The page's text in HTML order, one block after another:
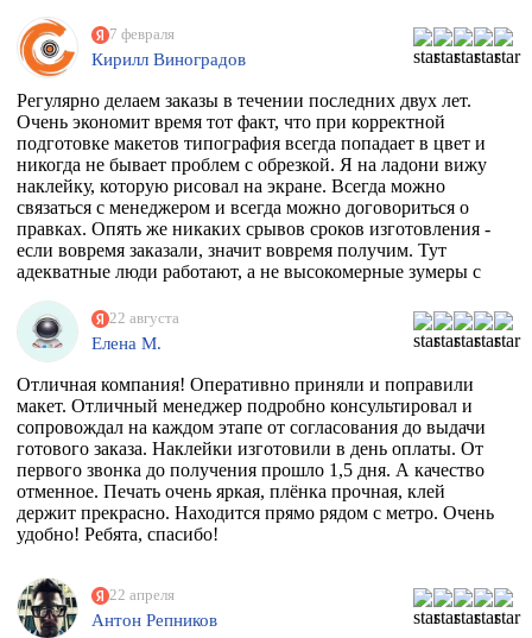
фирму, которая может это сделать. Разумеется их нет, в
моем случае, потому что наклейка должна была быть
водостойкая, под мой размер и еще по моему макету,
учитывая, что типографии не работают поштучно))
Перерыла весь инет, разговаривала даже с фирмой из
Ростова, как говорится "и там послали". И тут наткнулась
на эту организацию! Знала, что 100% откажут, но
надежда, как говорится, живее всех живых. Заказ
приняли, менеджер Ярослава всегда была на связи и
отвечала на все вопросы, напечатали наклейку за сутки
после получения макета. Мой визит в типографию
отдельная история - абсолютно потрясающая атмосфера и
люди!!!! Позитив сквозит даже от станков!
РЕКОМЕНДУЮ ВСЕМИ ФИБРАМИ ДУШИ!
7 февраля
Кирилл Виноградов
Регулярно делаем заказы в течении последних двух лет.
Очень экономит время тот факт, что при корректной
подготовке макетов типография всегда попадает в цвет и
никогда не бывает проблем с обрезкой. Я на ладони вижу
наклейку, которую рисовал на экране. Всегда можно
связаться с менеджером и всегда можно договориться о
правках. Опять же никаких срывов сроков изготовления -
если вовремя заказали, значит вовремя получим. Тут
адекватные люди работают, а не высокомерные зумеры с
22 августа
Елена М.
Отличная компания! Оперативно приняли и поправили
макет. Отличный менеджер подробно консультировал и
сопровождал на каждом этапе от согласования до выдачи
готового заказа. Наклейки изготовили в день оплаты. От
первого звонка до получения прошло 1,5 дня. А качество
отменное. Печать очень яркая, плёнка прочная, клей
держит прекрасно. Находится прямо рядом с метро. Очень
удобно! Ребята, спасибо!
22 апреля
Антон Репников